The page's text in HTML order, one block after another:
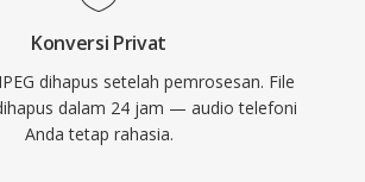
Konversi Privat
dihapus setelah pemrosesan. File
dalam 24 jam — audio telefoni
Anda tetap rahasia.